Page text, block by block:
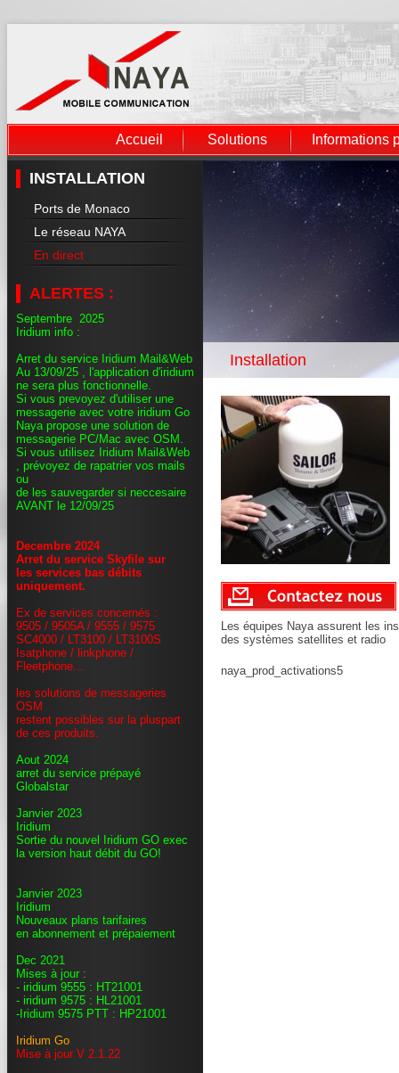
Accueil Solutions Informations
INSTALLATION
Ports de Monaco
Le réseau NAYA
En direct
ALERTES :
Septembre 2025
Iridium info :
Arret du service Iridium Mail&Web
Au 13/09/25 , l'application d'iridium
ne sera plus fonctionnelle.
Si vous prevoyez d'utiliser une
messagerie avec votre iridium Go
Naya propose une solution de
messagerie PC/Mac avec OSM.
Si vous utilisez Iridium Mail&Web
, prévoyez de rapatrier vos mails
ou
de les sauvegarder si neccesaire
AVANT le 12/09/25
Decembre 2024
Arret du service Skyfile sur
les services bas débits
uniquement.
Ex de services concernés :
9505 / 9505A / 9555 / 9575
SC4000 / LT3100 / LT3100S
Isatphone / linkphone /
Fleetphone...
les solutions de messageries
OSM
restent possibles sur la pluspart
de ces produits.
Aout 2024
arret du service prépayé
Globalstar
Janvier 2023
Iridium
Sortie du nouvel Iridium GO exec
la version haut débit du GO!
Janvier 2023
Iridium
Nouveaux plans tarifaires
en abonnement et prépaiement
Dec 2021
Mises à jour :
- iridium 9555 : HT21001
- iridium 9575 : HL21001
-Iridium 9575 PTT : HP21001
Iridium Go
Mise à jour V 2.1.22
Installation
Les équipes Naya assurent les
des systèmes satellites et radio
naya_prod_activations5